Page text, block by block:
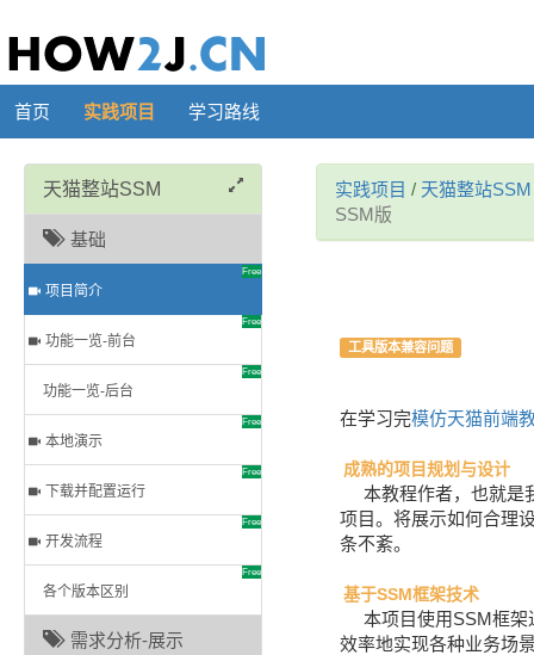
首页 实践项目 学习路线
天猫整站SSM
基础
项目简介
Free
功能一览-前台
Free
功能一览-后台
Free
本地演示
Free
下载并配置运行
Free
开发流程
Free
各个版本区别
Free
需求分析-展示
实践项目 / 天猫整站SSM
SSM版
工具版本兼容问题
在学习完模仿天猫前端
成熟的项目规划与设计
本教程作者，也就是
项目。将展示如何合理
条不紊。
基于SSM框架技术
本项目使用SSM框
效率地实现各种业务场